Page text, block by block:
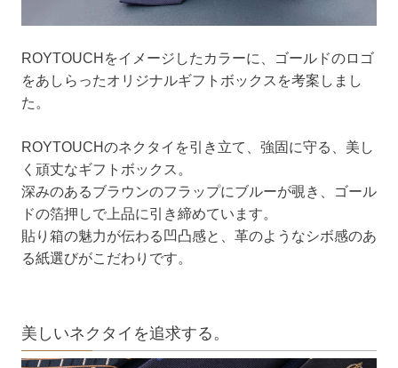
ROYTOUCHをイメージしたカラーに、ゴールドのロゴ
をあしらったオリジナルギフトボックスを考案しまし
た。
ROYTOUCHのネクタイを引き立て、強固に守る、美し
く頑丈なギフトボックス。
深みのあるブラウンのフラップにブルーが覗き、ゴール
ドの箔押しで上品に引き締めています。
貼り箱の魅力が伝わる凹凸感と、革のようなシボ感のあ
る紙選びがこだわりです。
美しいネクタイを追求する。